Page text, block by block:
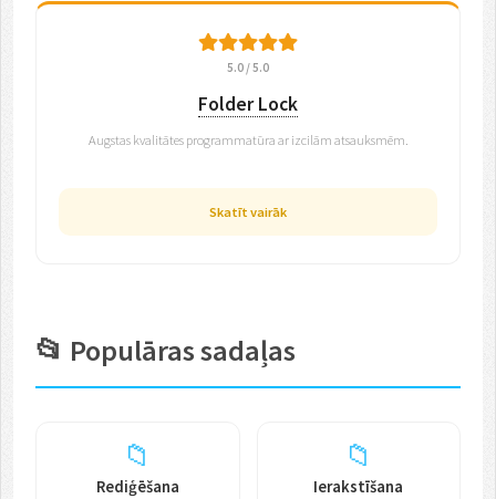
5.0 / 5.0
Folder Lock
Augstas kvalitātes programmatūra ar izcilām atsauksmēm.
Skatīt vairāk
📂 Populāras sadaļas
📁
Rediģēšana
📁
Ierakstīšana